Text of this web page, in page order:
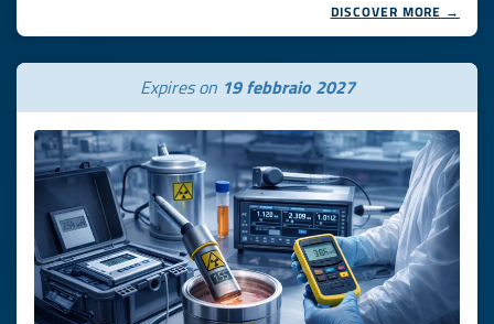
DISCOVER MORE →
Expires on 19 febbraio 2027